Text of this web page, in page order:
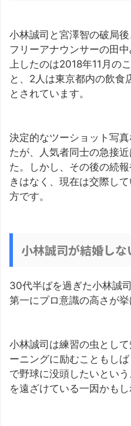
小林誠司と宮澤智の破局
フリーアナウンサーの田
上したのは2018年11月の
と、2人は東京都内の飲食
とされています。
決定的なツーショット写
たが、人気者同士の急接
た。しかし、その後の続
きはなく、現在は交際し
方です。
小林誠司が結婚しな
30代半ばを過ぎた小林誠
第一にプロ意識の高さが挙
小林誠司は練習の虫とし
ーニングに励むこともし
で野球に没頭したいとい
を遠ざけている一因かもし